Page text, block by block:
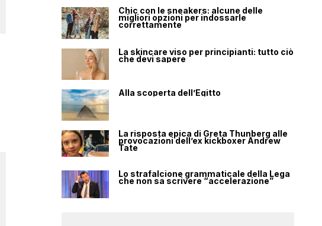
Chic con le sneakers: alcune delle
migliori opzioni per indossarle
correttamente
La skincare viso per principianti: tutto ciò
che devi sapere
Alla scoperta dell’Egitto
La risposta epica di Greta Thunberg alle
provocazioni dell’ex kickboxer Andrew
Tate
Lo strafalcione grammaticale della Lega
che non sa scrivere “accelerazione”